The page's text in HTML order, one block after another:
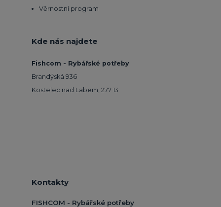
Věrnostní program
Kde nás najdete
Fishcom - Rybářské potřeby
Brandýská 936
Kostelec nad Labem, 277 13
Kontakty
FISHCOM - Rybářské potřeby